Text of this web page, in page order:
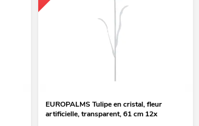
EUROPALMS Tulipe en cristal, fleur
artificielle, transparent, 61 cm 12x